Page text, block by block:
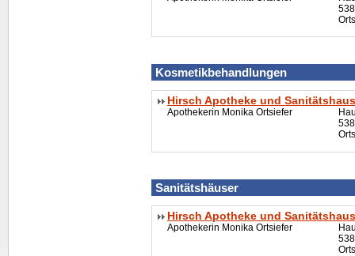
Kosmetikbehandlungen
Hirsch Apotheke und Sanitätshaus
Apothekerin Monika Ortsiefer
Sanitätshäuser
Hirsch Apotheke und Sanitätshaus
Apothekerin Monika Ortsiefer